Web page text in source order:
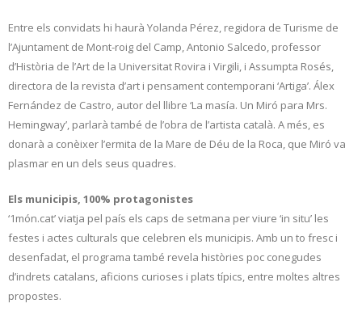
Entre els convidats hi haurà Yolanda Pérez, regidora de Turisme de
l’Ajuntament de Mont-roig del Camp, Antonio Salcedo, professor
d’Història de l’Art de la Universitat Rovira i Virgili, i Assumpta Rosés,
directora de la revista d’art i pensament contemporani ‘Artiga’. Álex
Fernández de Castro, autor del llibre ‘La masía. Un Miró para Mrs.
Hemingway’, parlarà també de l’obra de l’artista català. A més, es
donarà a conèixer l’ermita de la Mare de Déu de la Roca, que Miró va
plasmar en un dels seus quadres.
Els municipis, 100% protagonistes
‘1món.cat’ viatja pel país els caps de setmana per viure ‘in situ’ les
festes i actes culturals que celebren els municipis. Amb un to fresc i
desenfadat, el programa també revela històries poc conegudes
d’indrets catalans, aficions curioses i plats típics, entre moltes altres
propostes.